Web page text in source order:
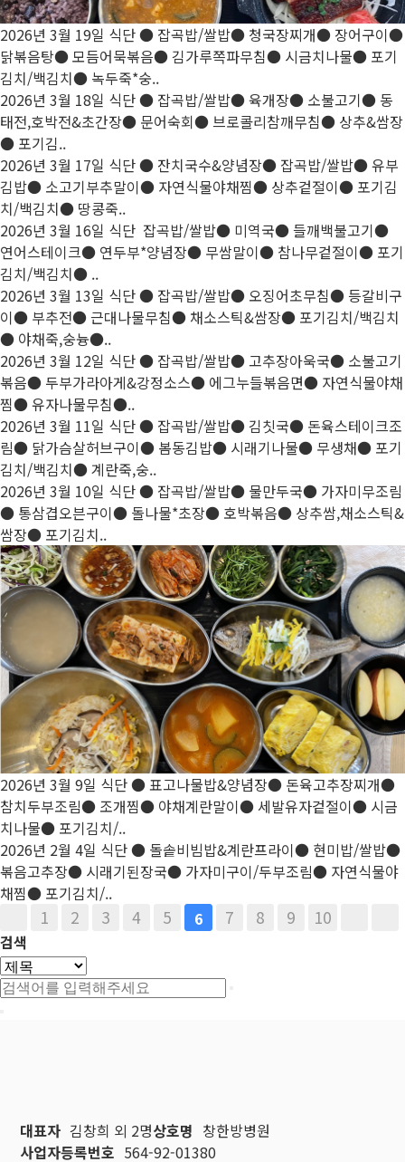
2026년 3월 19일 식단● 잡곡밥/쌀밥● 청국장찌개● 장어구이●
닭볶음탕● 모듬어묵볶음● 김가루쪽파무침● 시금치나물● 포기
김치/백김치● 녹두죽*숭..
2026년 3월 18일 식단● 잡곡밥/쌀밥● 육개장● 소불고기● 동
태전,호박전&초간장● 문어숙회● 브로콜리참깨무침● 상추&쌈장
● 포기김..
2026년 3월 17일 식단● 잔치국수&양념장● 잡곡밥/쌀밥● 유부
김밥● 소고기부추말이● 자연식물야채찜● 상추겉절이● 포기김
치/백김치● 땅콩죽..
2026년 3월 16일 식단 잡곡밥/쌀밥● 미역국● 들깨백불고기●
연어스테이크● 연두부*양념장● 무쌈말이● 참나무겉절이● 포기
김치/백김치● ..
2026년 3월 13일 식단● 잡곡밥/쌀밥● 오징어초무침● 등갈비구
이● 부추전● 근대나물무침● 채소스틱&쌈장● 포기김치/백김치
● 야채죽,숭늉●..
2026년 3월 12일 식단● 잡곡밥/쌀밥● 고추장아욱국● 소불고기
볶음● 두부가라아게&강정소스● 에그누들볶음면● 자연식물야채
찜● 유자나물무침●..
2026년 3월 11일 식단● 잡곡밥/쌀밥● 김칫국● 돈육스테이크조
림● 닭가슴살허브구이● 봄동김밥● 시래기나물● 무생채● 포기
김치/백김치● 계란죽,숭..
2026년 3월 10일 식단● 잡곡밥/쌀밥● 물만두국● 가자미무조림
● 통삼겹오븐구이● 돌나물*초장● 호박볶음● 상추쌈,채소스틱&
쌈장● 포기김치..
2026년 3월 9일 식단● 표고나물밥&양념장● 돈육고추장찌개●
참치두부조림● 조개찜● 야채계란말이● 세발유자겉절이● 시금
치나물● 포기김치/..
2026년 2월 4일 식단● 돌솥비빔밥&계란프라이● 현미밥/쌀밥●
볶음고추장● 시래기된장국● 가자미구이/두부조림● 자연식물야
채찜● 포기김치/..
1 2 3 4 5 6 7 8 9 10
검색
대표자 김창희 외 2명상호명 창한방병원
사업자등록번호 564-92-01380